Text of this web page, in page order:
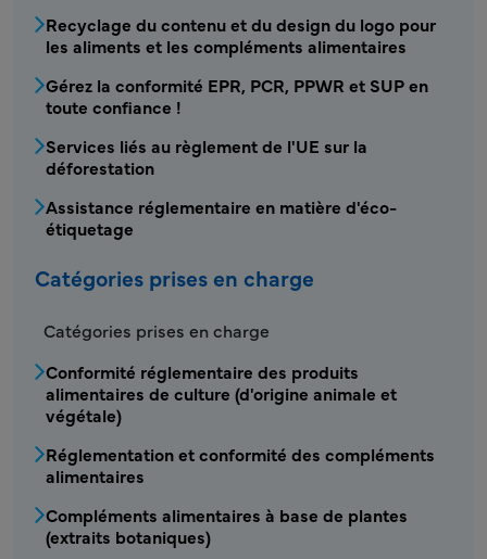
Recyclage du contenu et du design du logo pour
les aliments et les compléments alimentaires
Gérez la conformité EPR, PCR, PPWR et SUP en
toute confiance !
Services liés au règlement de l'UE sur la
déforestation
Assistance réglementaire en matière d'éco-
étiquetage
Catégories prises en charge
Catégories prises en charge
Conformité réglementaire des produits
alimentaires de culture (d'origine animale et
végétale)
Réglementation et conformité des compléments
alimentaires
Compléments alimentaires à base de plantes
(extraits botaniques)